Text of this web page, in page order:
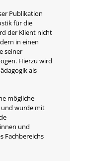
Publikation
für die
der Klient nicht
in einen
seiner
Hierzu wird
als
mögliche
und wurde mit
und
Fachbereichs